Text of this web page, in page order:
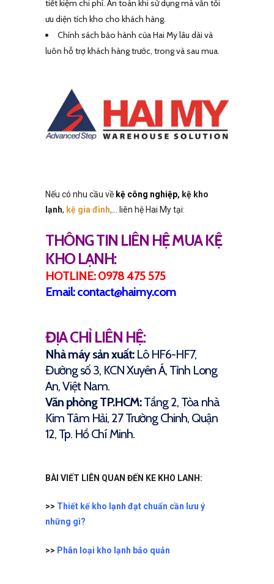
tiết kiệm chi phí. An toàn khi sử dụng mà vẫn tối
ưu diện tích kho cho khách hàng.
Chính sách bảo hành củaHai My lâu dài và
luôn hỗ trợ khách hàng trước, trong và sau mua.
Nếu có nhu cầu về kệ công nghiệp, kệ kho
lạnh, kệ gia đình, … liên hệHai Mytại:
THÔNG TIN LIÊN HỆ MUA KỆ
KHO LẠNH:
HOTLINE: 0978 475 575
Email: contact@haimy.com
ĐỊA CHỈ LIÊN HỆ:
Nhà máy sản xuất: Lô HF6-HF7,
Đường số 3, KCN Xuyên Á, Tỉnh Long
An, Việt Nam.
Văn phòng TP.HCM:Tầng 2, Tòa nhà
Kim Tâm Hải, 27 Trường Chinh, Quận
12, Tp. Hồ Chí Minh.
BÀI VIẾT LIÊN QUAN ĐẾN KE KHO LANH:
>> Thiết kế kho lạnh đạt chuẩn cần lưu ý
những gì?
>> Phân loại kho lạnh bảo quản